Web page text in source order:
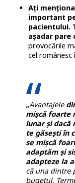
Ați
important
pacientului.
așadar
provocările
cel românesc
„Avantajele
mișcă foarte
lunar și dacă
te găsești în
se mișcă
adaptăm și
adapteze la
că una dintre
bugetul.